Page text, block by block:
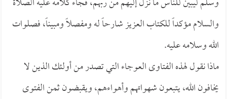
والسلام مؤكداً للكتاب العزيز شارحاً له ومفصلاً ومبيناً، فصلوات
الله وسلامه عليه.
ماذا نقول لهذه الفتاوى العوجاء التي تصدر من أولئك الذين لا
يخافون الله، يتبعون شهواتهم وأهواءهم، ويقبضون ثمن الفتوى